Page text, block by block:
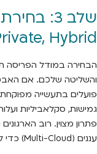
Hybrid)
הבחירה במודל הפריסה
והשליטה שלכם. אם
פועלים בתעשייה
גמישות, סקלאביליות
פתרון מצוין. רוב
עננים (Multi-Cloud) כדי ליהנות מהיתרונות של כל מודל.